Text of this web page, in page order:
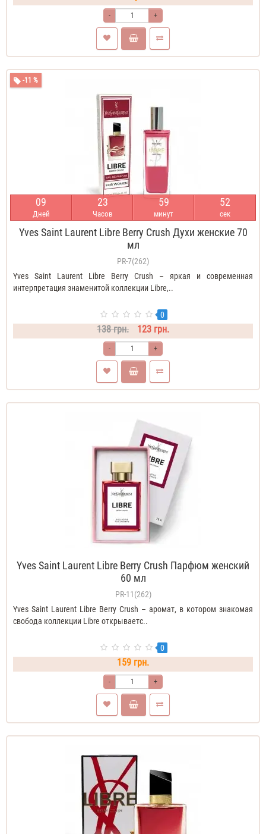
- +
-11 %
09
Дней
23
Часов
59
минут
51
сек
Yves Saint Laurent Libre Berry Crush Духи женские 70
мл
PR-7(262)
Yves Saint Laurent Libre Berry Crush – яркая и современная
интерпретация знаменитой коллекции Libre,..
0
138 грн. 123 грн.
- +
Yves Saint Laurent Libre Berry Crush Парфюм женский
60 мл
PR-11(262)
Yves Saint Laurent Libre Berry Crush – аромат, в котором знакомая
свобода коллекции Libre открываетс..
0
159 грн.
- +